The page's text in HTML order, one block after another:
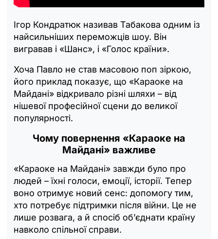
Ігор Кондратюк називав Табакова одним із
найсильніших переможців шоу. Він
вигравав і «Шанс», і «Голос країни».
Хоча Павло не став масовою поп зіркою,
його приклад показує, що «Караоке на
Майдані» відкривало різні шляхи – від
нішевої професійної сцени до великої
популярності.
Чому повернення «Караоке на
Майдані» важливе
«Караоке на Майдані» завжди було про
людей – їхні голоси, емоції, історії. Тепер
воно отримує новий сенс: допомогу тим,
хто потребує підтримки після війни. Це не
лише розвага, а й спосіб об’єднати країну
навколо спільної справи.